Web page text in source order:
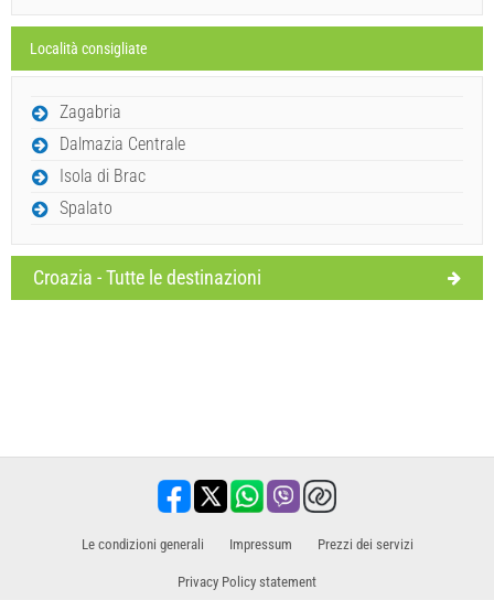
Inviare richiesta
Località consigliate
Zagabria
Dalmazia Centrale
Isola di Brac
Spalato
Croazia - Tutte le destinazioni
Le condizioni generali Impressum ​Prezzi dei servizi
Privacy Policy statement